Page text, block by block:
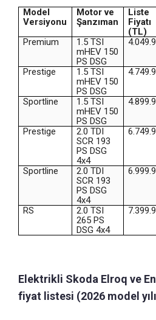
Model
Versiyonu
Motor ve
Şanzıman
Liste
Fiyatı
(TL)
Premium
1.5 TSI
mHEV 150
PS DSG
Prestige
1.5 TSI
mHEV 150
PS DSG
Sportline
1.5 TSI
mHEV 150
PS DSG
Prestige
2.0 TDI
SCR 193
PS DSG
4x4
Sportline
2.0 TDI
SCR 193
PS DSG
4x4
RS
2.0 TSI
265 PS
DSG 4x4
Elektrikli Skoda Elroq ve
fiyat listesi (2026 model